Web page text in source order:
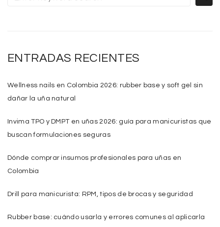
ENTRADAS RECIENTES
Wellness nails en Colombia 2026: rubber base y soft gel sin
dañar la uña natural
Invima TPO y DMPT en uñas 2026: guía para manicuristas que
buscan formulaciones seguras
Dónde comprar insumos profesionales para uñas en
Colombia
Drill para manicurista: RPM, tipos de brocas y seguridad
Rubber base: cuándo usarla y errores comunes al aplicarla